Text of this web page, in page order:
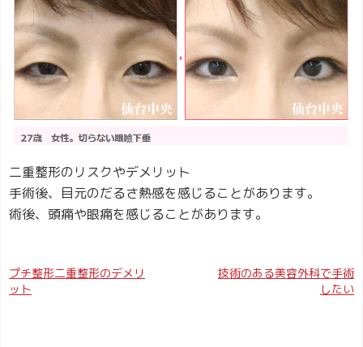
二重整形のリスクやデメリット
手術後、目元のだるさ熱感を感じることがあります。
術後、頭痛や眼痛を感じることがあります。
投
プチ整形二重整形のデメリ
ット
技術のある美容外科で手術
したい